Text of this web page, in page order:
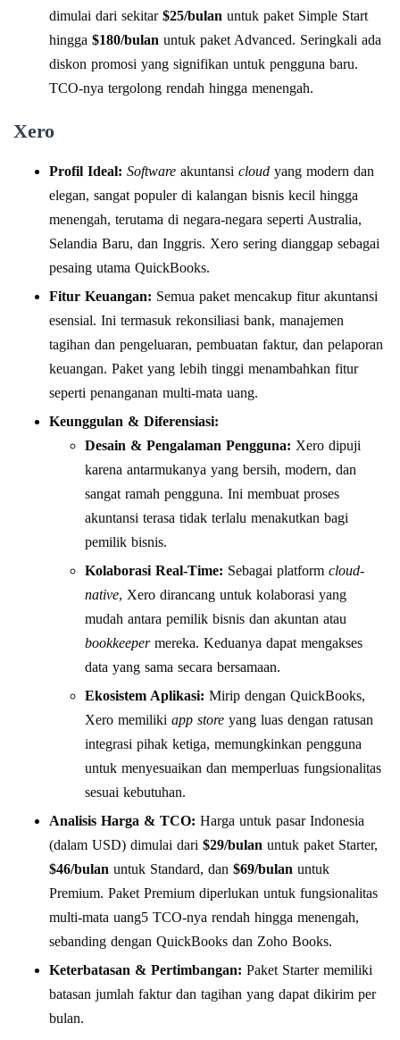
dimulai dari sekitar $25/bulan untuk paket Simple Start
hingga $180/bulan untuk paket Advanced. Seringkali ada
diskon promosi yang signifikan untuk pengguna baru.
TCO-nya tergolong rendah hingga menengah.
Xero
Profil Ideal: Software akuntansi cloud yang modern dan
elegan, sangat populer di kalangan bisnis kecil hingga
menengah, terutama di negara-negara seperti Australia,
Selandia Baru, dan Inggris. Xero sering dianggap sebagai
pesaing utama QuickBooks.
Fitur Keuangan: Semua paket mencakup fitur akuntansi
esensial. Ini termasuk rekonsiliasi bank, manajemen
tagihan dan pengeluaran, pembuatan faktur, dan pelaporan
keuangan. Paket yang lebih tinggi menambahkan fitur
seperti penanganan multi-mata uang.
Keunggulan & Diferensiasi:
Desain & Pengalaman Pengguna: Xero dipuji
karena antarmukanya yang bersih, modern, dan
sangat ramah pengguna. Ini membuat proses
akuntansi terasa tidak terlalu menakutkan bagi
pemilik bisnis.
Kolaborasi Real-Time: Sebagai platform cloud-
native, Xero dirancang untuk kolaborasi yang
mudah antara pemilik bisnis dan akuntan atau
bookkeepermereka. Keduanya dapat mengakses
data yang sama secara bersamaan.
Ekosistem Aplikasi: Mirip dengan QuickBooks,
Xero memiliki app store yang luas dengan ratusan
integrasi pihak ketiga, memungkinkan pengguna
untuk menyesuaikan dan memperluas fungsionalitas
sesuai kebutuhan.
Analisis Harga & TCO: Harga untuk pasar Indonesia
(dalam USD) dimulai dari $29/bulan untuk paket Starter,
$46/bulan untuk Standard, dan $69/bulan untuk
Premium. Paket Premium diperlukan untuk fungsionalitas
multi-mata uang5 TCO-nya rendah hingga menengah,
sebanding dengan QuickBooks dan Zoho Books.
Keterbatasan & Pertimbangan: Paket Starter memiliki
batasan jumlah faktur dan tagihan yang dapat dikirim per
bulan.